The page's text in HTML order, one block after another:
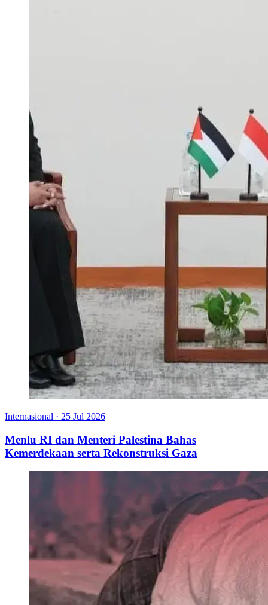
Internasional · 25 Jul 2026
Menlu RI dan Menteri Palestina Bahas
Kemerdekaan serta Rekonstruksi Gaza